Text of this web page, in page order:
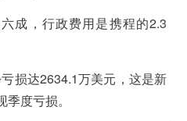
成，行政费用是携程的2.3
损达2634.1万美元，这是新
度亏损。